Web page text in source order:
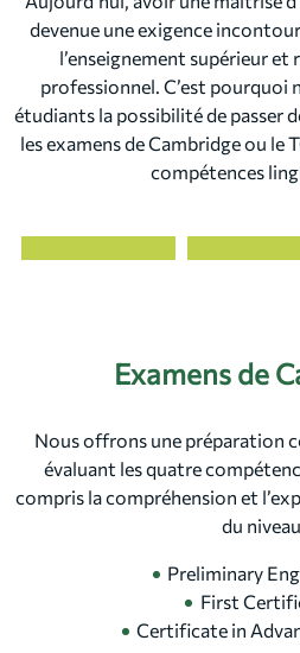
devenue une exigence
l’enseignement supérieur et
professionnel. C’est pourquoi
étudiants la possibilité de passer
les examens de Cambridge ou le
compétences
Examens de
Nous offrons une préparation
évaluant les quatre
compris la compréhension et
du
Preliminary
First
Certificate in